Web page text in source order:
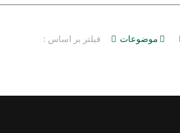
فیلتر بر اساس : موضوعات